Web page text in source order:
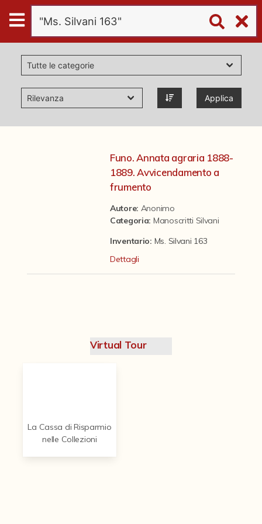
Digital
Humanities
Donazioni
Pubblicazioni
Il progetto Digital Humanities
Applica
Funo. Annata agraria 1888-
1889. Avvicendamento a
frumento
Autore: Anonimo
Categoria: Manoscritti Silvani
Inventario: Ms. Silvani 163
Dettagli
Virtual Tour
La Cassa di Risparmio
nelle Collezioni